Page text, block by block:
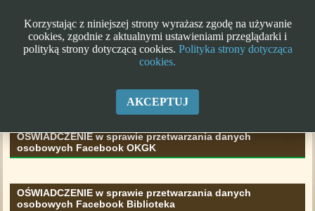
Klauzula informacyjna RODO
OŚWIADCZENIE w sprawie przetwarzania danych
osobowych Facebook OKGK
OŚWIADCZENIE w sprawie przetwarzania danych
osobowych Facebook Biblioteka
Korzystając z niniejszej strony wyrażasz zgodę na używanie
cookies, zgodnie z aktualnymi ustawieniami przeglądarki i
polityką strony dotyczącą cookies. Polityka strony dotycząca
cookies.
AKCEPTUJ